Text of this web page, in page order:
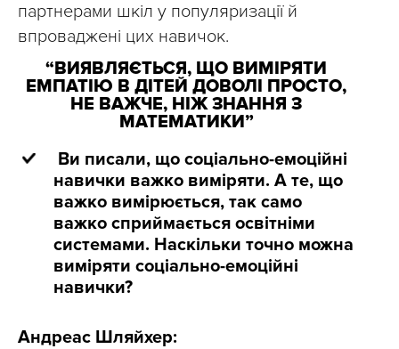
партнерами шкіл у популяризації й
впроваджені цих навичок.
“ВИЯВЛЯЄТЬСЯ, ЩО ВИМІРЯТИ
ЕМПАТІЮ В ДІТЕЙ ДОВОЛІ ПРОСТО,
НЕ ВАЖЧЕ, НІЖ ЗНАННЯ З
МАТЕМАТИКИ”
Ви писали, що соціально-емоційні
навички важко виміряти. А те, що
важко вимірюється, так само
важко сприймається освітніми
системами. Наскільки точно можна
виміряти соціально-емоційні
навички?
Андреас Шляйхер: